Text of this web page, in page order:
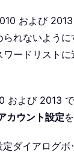
および 2013
れないよう
ードリストに
および 2013 で
カウント設定
ダイアログボ